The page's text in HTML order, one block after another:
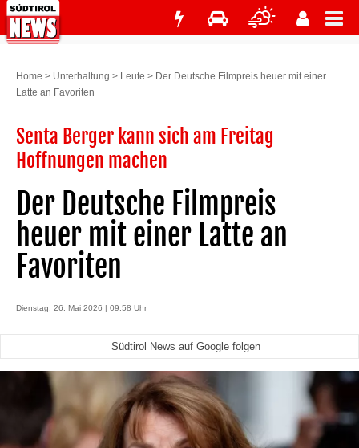
Home > Unterhaltung > Leute > Der Deutsche Filmpreis heuer mit einer
Latte an Favoriten
Senta Berger kann sich am Freitag
Hoffnungen machen
Der Deutsche Filmpreis
heuer mit einer Latte an
Favoriten
Dienstag, 26. Mai 2026 | 09:58 Uhr
Südtirol News auf Google folgen